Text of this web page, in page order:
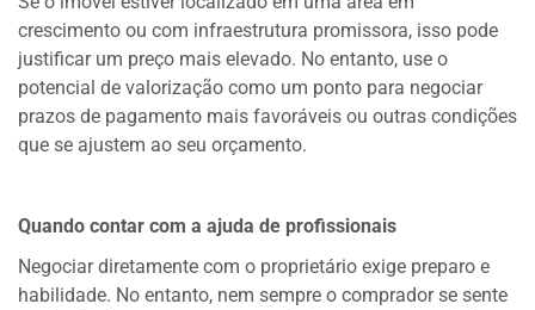
crescimento ou com infraestrutura promissora, isso pode
justificar um preço mais elevado. No entanto, use o
potencial de valorização como um ponto para negociar
prazos de pagamento mais favoráveis ou outras condições
que se ajustem ao seu orçamento.
Quando contar com a ajuda de profissionais
Negociar diretamente com o proprietário exige preparo e
habilidade. No entanto, nem sempre o comprador se sente